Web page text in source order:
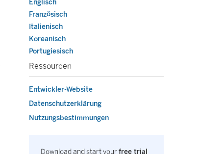
Englisch
Französisch
Italienisch
Koreanisch
Portugiesisch
Ressourcen
Entwickler-Website
Datenschutzerklärung
Nutzungsbestimmungen
Download and start yourfree trial